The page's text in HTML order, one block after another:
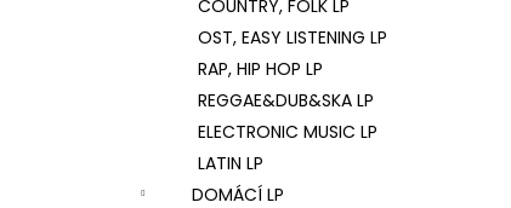
COUNTRY, FOLK LP
OST, EASY LISTENING LP
RAP, HIP HOP LP
REGGAE&DUB&SKA LP
ELECTRONIC MUSIC LP
LATIN LP
DOMÁCÍ LP